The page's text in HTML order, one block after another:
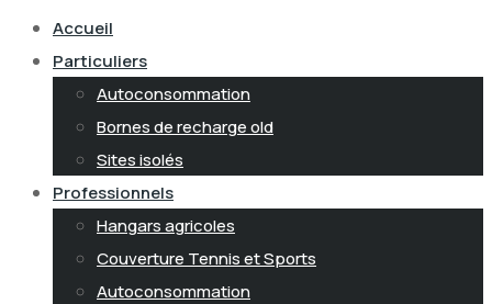
Accueil
Particuliers
Autoconsommation
Bornes de recharge old
Sites isolés
Professionnels
Hangars agricoles
Couverture Tennis et Sports
Autoconsommation